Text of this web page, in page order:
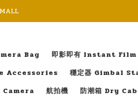
Bag 即影即有 Instant
Accessories 穩定器 Gimbal
Camera 航拍機 防潮箱 Dry